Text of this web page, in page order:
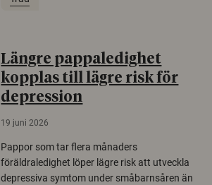
Längre pappaledighet
kopplas till lägre risk för
depression
19 juni 2026
Pappor som tar flera månaders
föräldraledighet löper lägre risk att utveckla
depressiva symtom under småbarnsåren än